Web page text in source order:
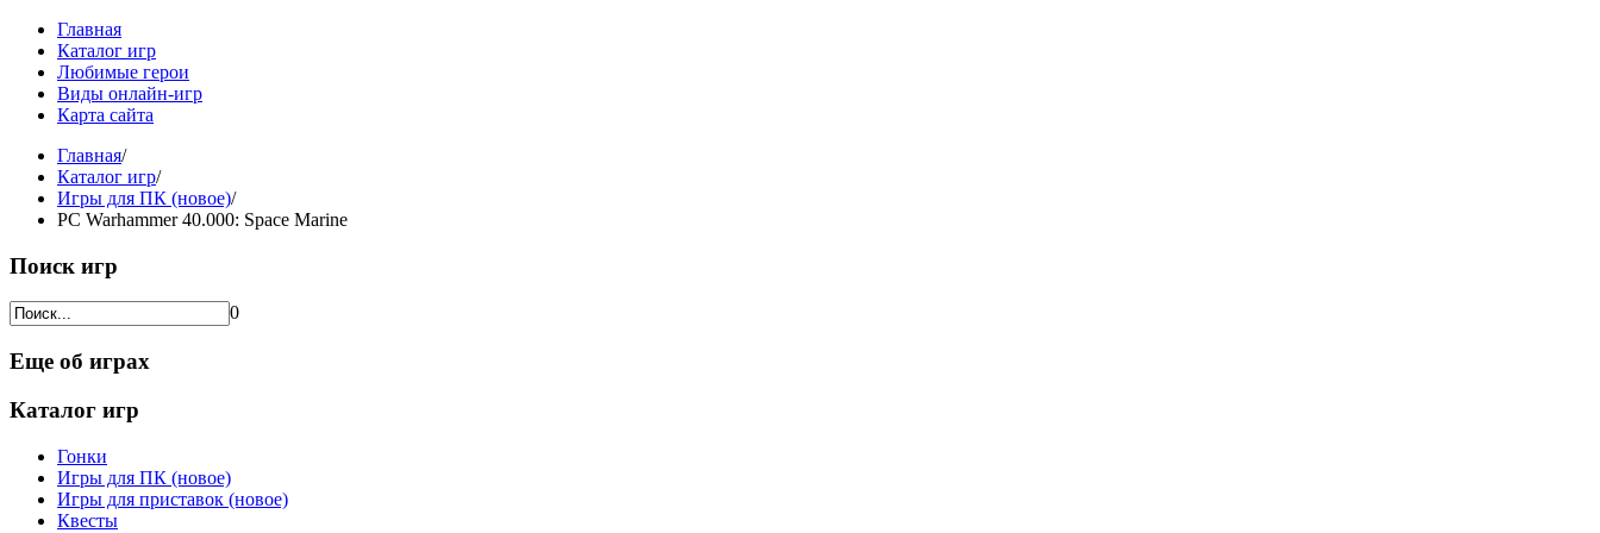
Главная
Каталог игр
Любимые герои
Виды онлайн-игр
Карта сайта
Главная/
Каталог игр/
Игры для ПК (новое)/
PC Warhammer 40.000: Space Marine
Поиск игр
0
Еще об играх
Каталог игр
Гонки
Игры для ПК (новое)
Игры для приставок (новое)
Квесты